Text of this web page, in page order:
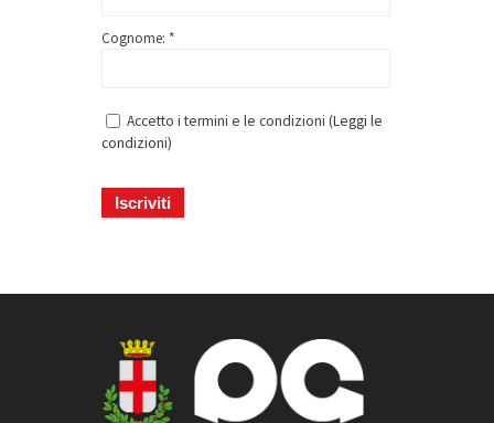
Cognome: *
Accetto i termini e le condizioni (Leggi le
condizioni)